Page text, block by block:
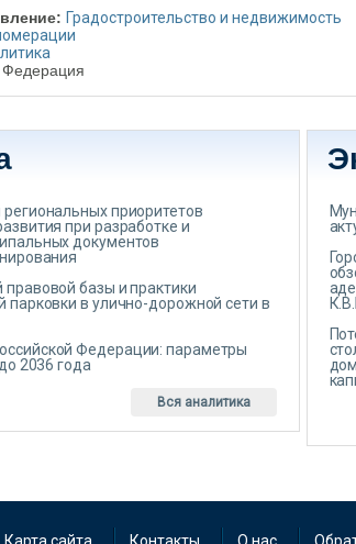
Градостроительство и недвижимость
Федерация
приоритетов
при разработке и
документов
базы и практики
парковки в улично-дорожной сети в
Федерации: параметры
2036 года
Вся аналитика